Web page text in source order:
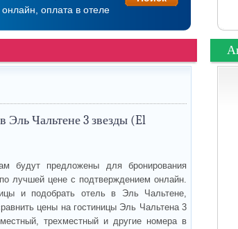
оплата в отеле
Эль Чальтене 3 звезды (El
будут предложены для бронирования
лучшей цене с подтверждением онлайн.
и подобрать отель в Эль Чальтене,
цены на гостиницы Эль Чальтена 3
трехместный и другие номера в